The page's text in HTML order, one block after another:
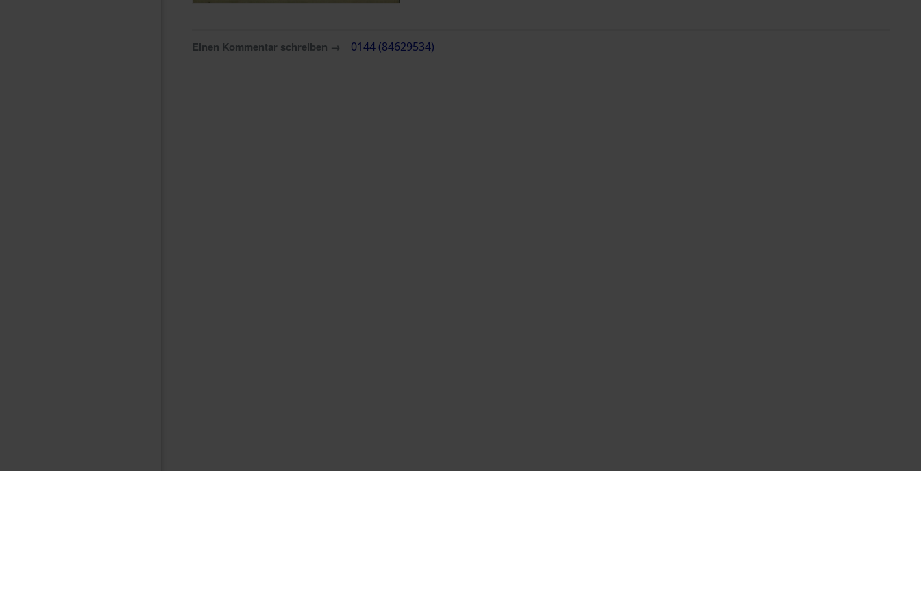
Einen Kommentar schreiben → 0144 (84629534)